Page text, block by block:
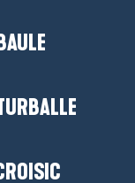
Garten
Lavabo und...